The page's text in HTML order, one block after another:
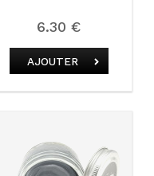
6.30 €
AJOUTER